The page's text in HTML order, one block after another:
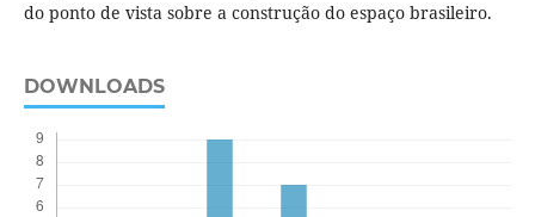
do ponto de vista sobre a construção do espaço brasileiro.
DOWNLOADS